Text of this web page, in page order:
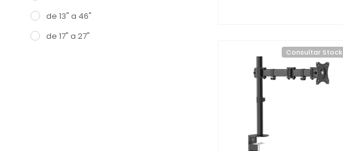
de 13" a 46"
de 17" a 27"
Consultar Stock